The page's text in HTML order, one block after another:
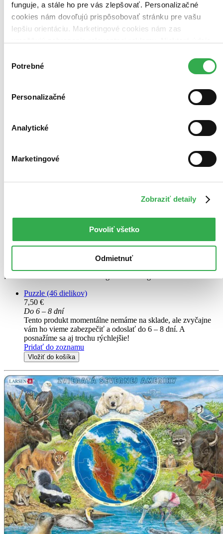
funguje, a stále ho pre vás zlepšovať. Personalizačné
cookies nám dovoľujú prispôsobovať stránku pre vašu
lepšiu orientáciu. Marketingové cookies nám zas
keby sme mohli používať všetky tieto cookies. Ďakujeme!
súhlasu
Potrebné
Personalizačné
Analytické
Marketingové
Zobraziť detaily
Povoliť všetko
Odmietnuť
Ľadový medveď a mrož FH42
Rozvíjajte intelekt detí hravou formou. Puzzle Larsen učia abecedu,
číslice, matematiku, zemepis a iné. Skladanie obohacuje vedomosti,
Nórsku už 60 rokov. Dedia sa z generácie na generáciu.
Puzzle (46 dielikov)
7,50 €
Do 6 – 8 dní
Tento produkt momentálne nemáme na sklade, ale zvyčajne
vám ho vieme zabezpečiť a odoslať do 6 – 8 dní. A
posnažíme sa aj trochu rýchlejšie!
Pridať do zoznamu
Vložiť do košíka